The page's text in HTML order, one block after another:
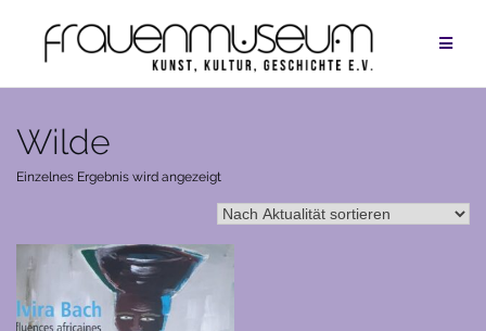
springen
Wilde
Einzelnes Ergebnis wird angezeigt